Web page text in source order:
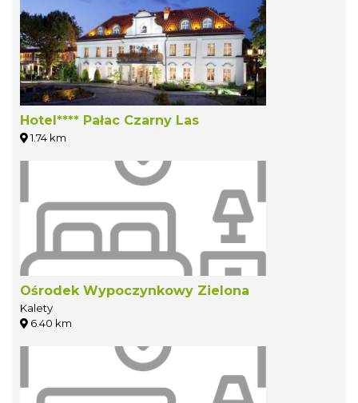
Hotel**** Pałac Czarny Las
1.74 km
Ośrodek Wypoczynkowy Zielona
Kalety
6.40 km